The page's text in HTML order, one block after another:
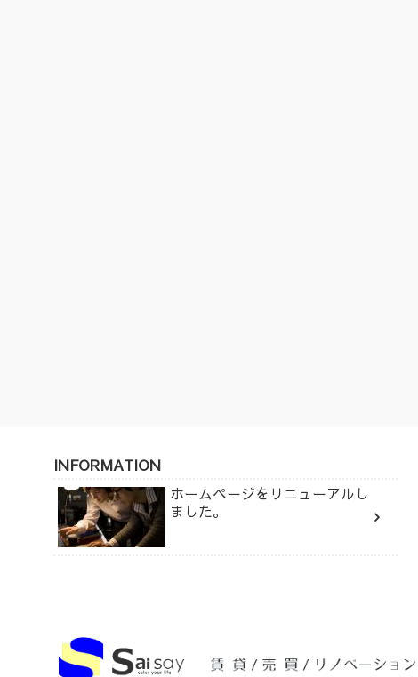
INFORMATION
ホームページをリニューアルし
ました。